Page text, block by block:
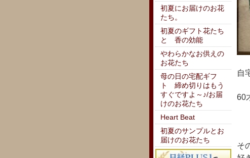
自
60
そ
初夏にお届けのお花
たち。
初夏のギフト花たち
と 香の効能
やわらかなお供えの
お花たち
母の日の宅配ギフ
ト 締め切りはもう
すぐですよ～♪/お届
けのお花たち
Heart Beat
初夏のサンプルとお
届けのお花たち